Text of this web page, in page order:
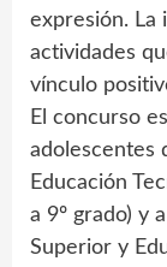
expresión. La
actividades
vínculo
El concurso
adolescentes
Educación
a 9º grado) y
Superior y